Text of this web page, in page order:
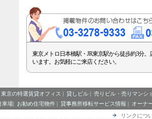
東京メトロ日本橋駅・JR東京駅から徒歩約3分。
います。お気軽にご来店ください。
東京の特選賃貸オフィス | 貸しビル | 売りビル・売りマンシ
車場| お勧め住宅物件 | 貸事務所移転サービス情報 | オーナ
リンクにつ